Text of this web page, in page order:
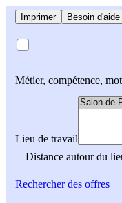
Imprimer Besoin
Métier, compétence,
Lieu de travail
Distance autour du
Rechercherdes offres